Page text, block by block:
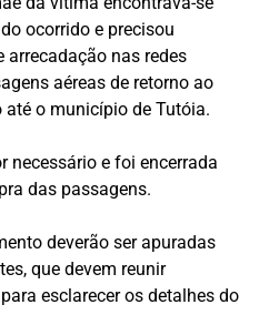
ocorrido e precisou
nas redes
aéreas de retorno ao
o município de Tutóia.
necessário e foi encerrada
das passagens.
deverão ser apuradas
que devem reunir
esclarecer os detalhes do